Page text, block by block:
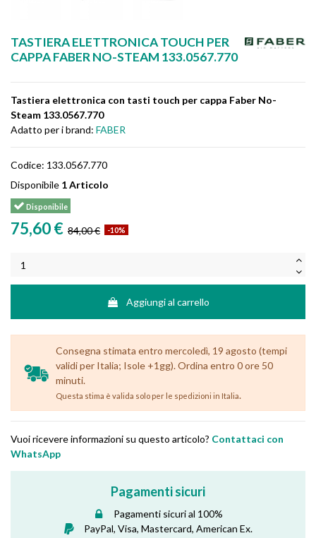
TASTIERA ELETTRONICA TOUCH PER
CAPPA FABER NO-STEAM 133.0567.770
Tastiera elettronica con tasti touch per cappa Faber No-
Steam 133.0567.770
Adatto per i brand: FABER
Codice: 133.0567.770
Disponibile 1 Articolo
Disponibile
75,60 € 84,00 € -10%
Aggiungi al carrello
Consegna stimata entro mercoledì, 19 agosto (tempi
validi per Italia; Isole +1gg). Ordina entro 0 ore 50
minuti.
Questa stima è valida solo per le spedizioni in Italia.
Vuoi ricevere informazioni su questo articolo? Contattaci con
WhatsApp
Pagamenti sicuri
Pagamenti sicuri al 100%
PayPal, Visa, Mastercard, American Ex.